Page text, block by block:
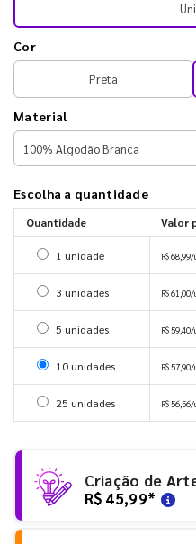
Cor
Preta
Material
Escolha a quantidade
Quantidade Valor
Selecionar 1 unidade
1 unidade R$ 68,99/
Selecionar 3 unidades
3 unidades R$ 61,00/
Selecionar 5 unidades
5 unidades R$ 59,40/
Selecionar 10 unidades
10 unidades R$ 57,90/
Selecionar 25 unidades
25 unidades R$ 56,56/
Criação de
R$ 45,99*